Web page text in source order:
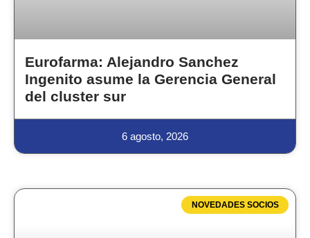
Eurofarma: Alejandro Sanchez
Ingenito asume la Gerencia General
del cluster sur
6 agosto, 2026
NOVEDADES SOCIOS